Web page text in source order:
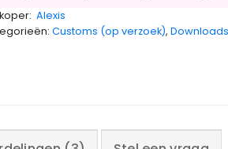
Alexis
Customs (op verzoek), Downloads